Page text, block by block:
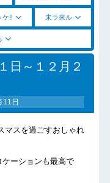
ケ!! 未ラ来ル
日～１２月２
11日
マスを過ごすおしゃれ
ーションも最高で